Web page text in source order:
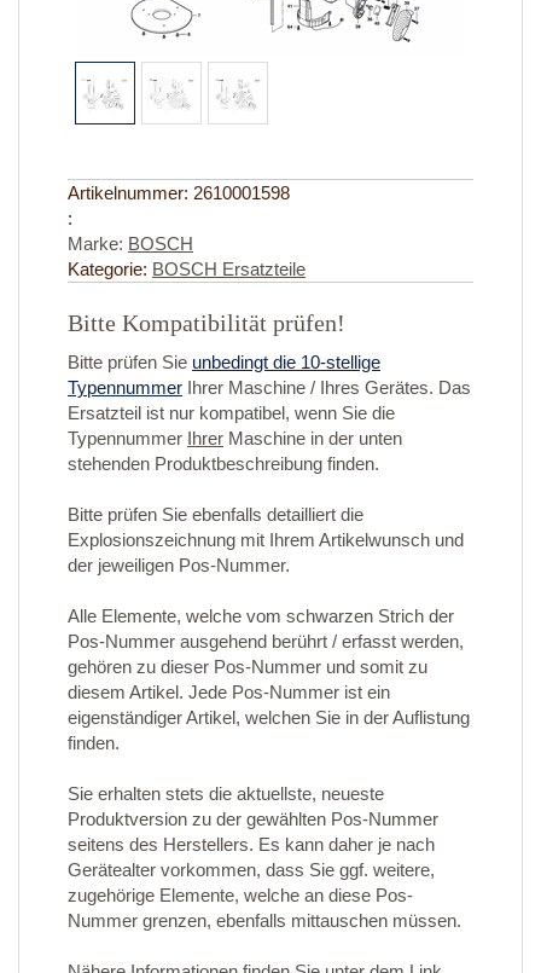
Artikelnummer: 2610001598
:
Marke: BOSCH
Kategorie: BOSCH Ersatzteile
Bitte Kompatibilität prüfen!
Bitte prüfen Sie unbedingt die 10-stellige
Typennummer Ihrer Maschine / Ihres Gerätes. Das
Ersatzteil ist nur kompatibel, wenn Sie die
Typennummer Ihrer Maschine in der unten
stehenden Produktbeschreibung finden.
Bitte prüfen Sie ebenfalls detailliert die
Explosionszeichnung mit Ihrem Artikelwunsch und
der jeweiligen Pos-Nummer.
Alle Elemente, welche vom schwarzen Strich der
Pos-Nummer ausgehend berührt / erfasst werden,
gehören zu dieser Pos-Nummer und somit zu
diesem Artikel. Jede Pos-Nummer ist ein
eigenständiger Artikel, welchen Sie in der Auflistung
finden.
Sie erhalten stets die aktuellste, neueste
Produktversion zu der gewählten Pos-Nummer
seitens des Herstellers. Es kann daher je nach
Gerätealter vorkommen, dass Sie ggf. weitere,
zugehörige Elemente, welche an diese Pos-
Nummer grenzen, ebenfalls mittauschen müssen.